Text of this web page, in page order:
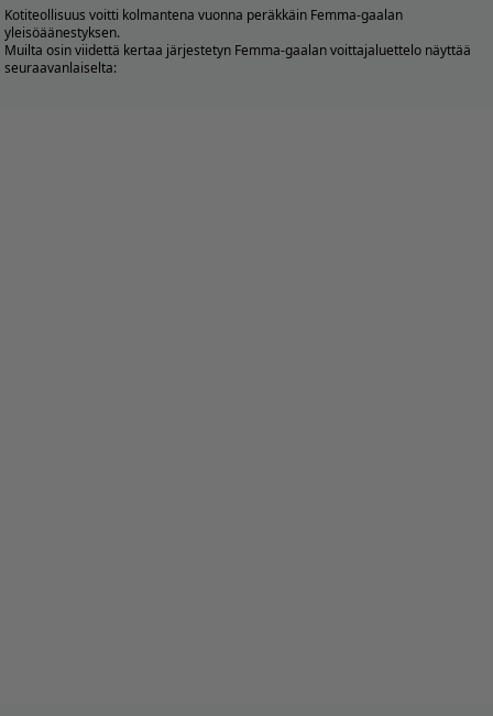
Kotiteollisuus voitti kolmantena vuonna peräkkäin Femma-gaalan
yleisöäänestyksen.
Muilta osin viidettä kertaa järjestetyn Femma-gaalan voittajaluettelo näyttää
seuraavanlaiselta: